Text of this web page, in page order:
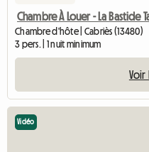
Chambre À Louer - La Bastide
Chambre d'hôte | Cabriès (13480)
3 pers. | 1 nuit minimum
Voir
Vidéo